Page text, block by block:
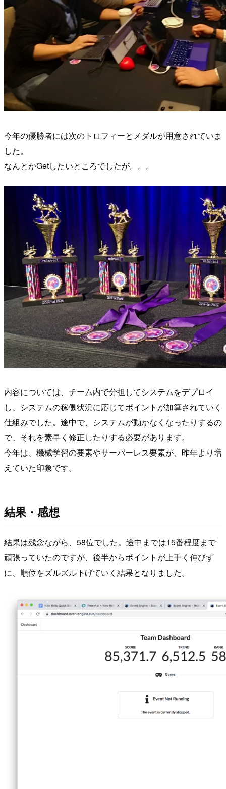
今年の優勝者には次のトロフィーとメダルが用意されていま
した。
なんとかGetしたいところでしたが。。。
内容については、チーム内で分担してシステムをデプロイ
し、システムの稼働状況に応じてポイントが加算されていく
仕組みでした。途中で、システムが動かなくなったりするの
で、それを素早く修正したりする必要があります。
今年は、機械学習の要素やサーバーレス要素が、昨年より増
えていた印象です。
結果・感想
結果は残念ながら、58位でした。途中までは15番程度まで
頑張っていたのですが、後半からポイントが上手く伸びず
に、順位をズルズル下げていく結果となりました。